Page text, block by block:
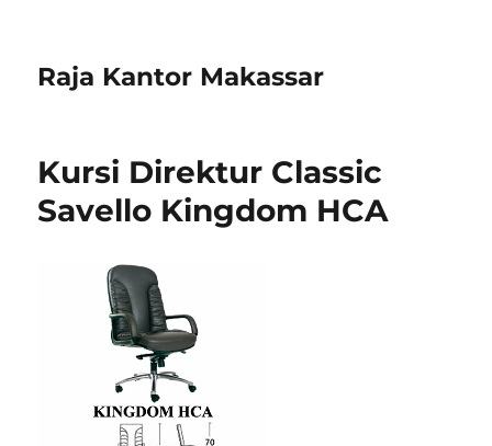
Raja Kantor Makassar
Kursi Direktur Classic
Savello Kingdom HCA